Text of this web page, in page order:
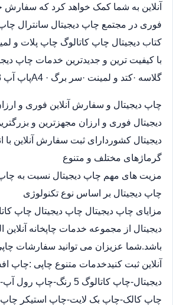
آنلاین به شما کمک خواهد کرد که
فوری در مجتمع چاپ دیجیتال سانترال
کتاب دیجیتال چاپ کاتالوگ چاپ پلات و
با کیفیت ترین و جدیدترین خدمات چاپ
گلاسه ·‎کتد و لمینت ·‎سر برگ A4 ·‎پاپ آپ 3*4
چاپ دیجیتال و سفارش آنلاین فوری و
دیجیتال فوری و ارزان مجهزترین و
دیجیتال کشوردارای ثبت سفارش آنلاین با
گرماژهای مختلف و متنوع
مزیت های مهم چاپ دیجیتال نسبت به
چاپ دیجیتال بر اساس نوع تکنولوژی
مزایای چاپ دیجیتال چاپ دیجیتال چاپ
دیجیتال از مجموعه خدمات چاپخانه
باشد.شما عزیزان می توانید سفارشات
آنلاین ثبت کنیدخدمات متنوع چاپی :چاپ
دیجیتال-چاپ کاتالوگ 5 رنگ-
چاپ کالک-چاپ بک لایت-چاپ استیکر چاپ